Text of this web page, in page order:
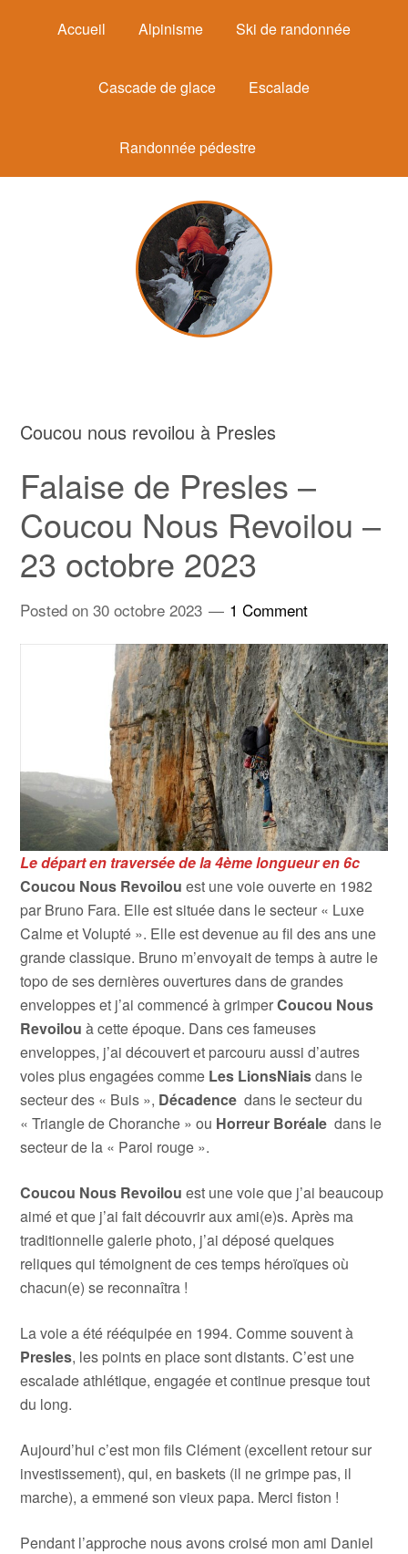
Accueil Alpinisme Ski de randonnée
Cascade de glace Escalade
Randonnée pédestre
Coucou nous revoilou à Presles
Falaise de Presles –
Coucou Nous Revoilou –
23 octobre 2023
Posted on30 octobre 2023 1 Comment
Le départ en traversée de la 4ème longueur en 6c
Coucou Nous Revoilou est une voie ouverte en 1982
par Bruno Fara. Elle est située dans le secteur « Luxe
Calme et Volupté ». Elle est devenue au fil des ans une
grande classique. Bruno m’envoyait de temps à autre le
topo de ses dernières ouvertures dans de grandes
enveloppes et j’ai commencé à grimperCoucou Nous
Revoilou à cette époque. Dans ces fameuses
enveloppes, j’ai découvert et parcouru aussi d’autres
voies plus engagées comme Les LionsNiaisdans le
secteur des « Buis », Décadence dans le secteur du
« Triangle de Choranche » ou Horreur Boréale dans le
secteur de la « Paroi rouge ».
Coucou Nous Revoilou est une voie que j’ai beaucoup
aimé et que j’ai fait découvrir aux ami(e)s. Après ma
traditionnelle galerie photo, j’ai déposé quelques
reliques qui témoignent de ces temps héroïques où
chacun(e) se reconnaîtra !
La voie a été rééquipée en 1994. Comme souvent à
Presles, les points en place sont distants. C’est une
escalade athlétique, engagée et continue presque tout
du long.
Aujourd’hui c’est mon fils Clément (excellent retour sur
investissement), qui, en baskets (il ne grimpe pas, il
marche), a emmené son vieux papa. Merci fiston !
Pendant l’approche nous avons croisé mon ami Daniel